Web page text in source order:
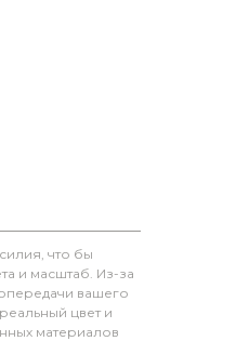
что бы
и масштаб. Из-за
вашего
цвет и
материалов